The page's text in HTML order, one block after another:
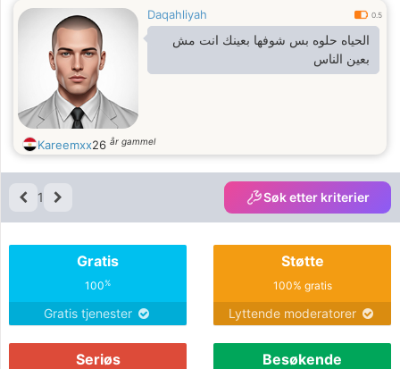
Daqahliyah 0.5
الحياه حلوه بس شوفها بعينك انت مش
بعين الناس
Kareemxx26 år gammel
1 Søk etter kriterier
Gratis
100%
Gratis tjenester
Støtte
100% gratis
Lyttende moderatorer
Seriøs Besøkende